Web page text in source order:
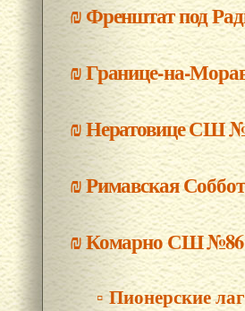
₪Френштат под
₪Границе-на-
₪Нератовице СШ
₪Римавская
₪Комарно СШ №86
▫ Пионерские